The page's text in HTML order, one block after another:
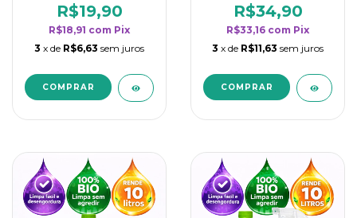
rendimento da
categoria - Neutro
R$19,90
R$18,91 com Pix
3 x de R$6,63 sem juros
rendimento da
categoria - Neutro
R$34,90
R$33,16 com Pix
3 x de R$11,63 sem juros